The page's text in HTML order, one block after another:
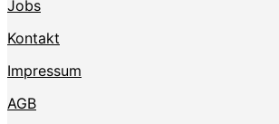
Jobs
Kontakt
Impressum
AGB